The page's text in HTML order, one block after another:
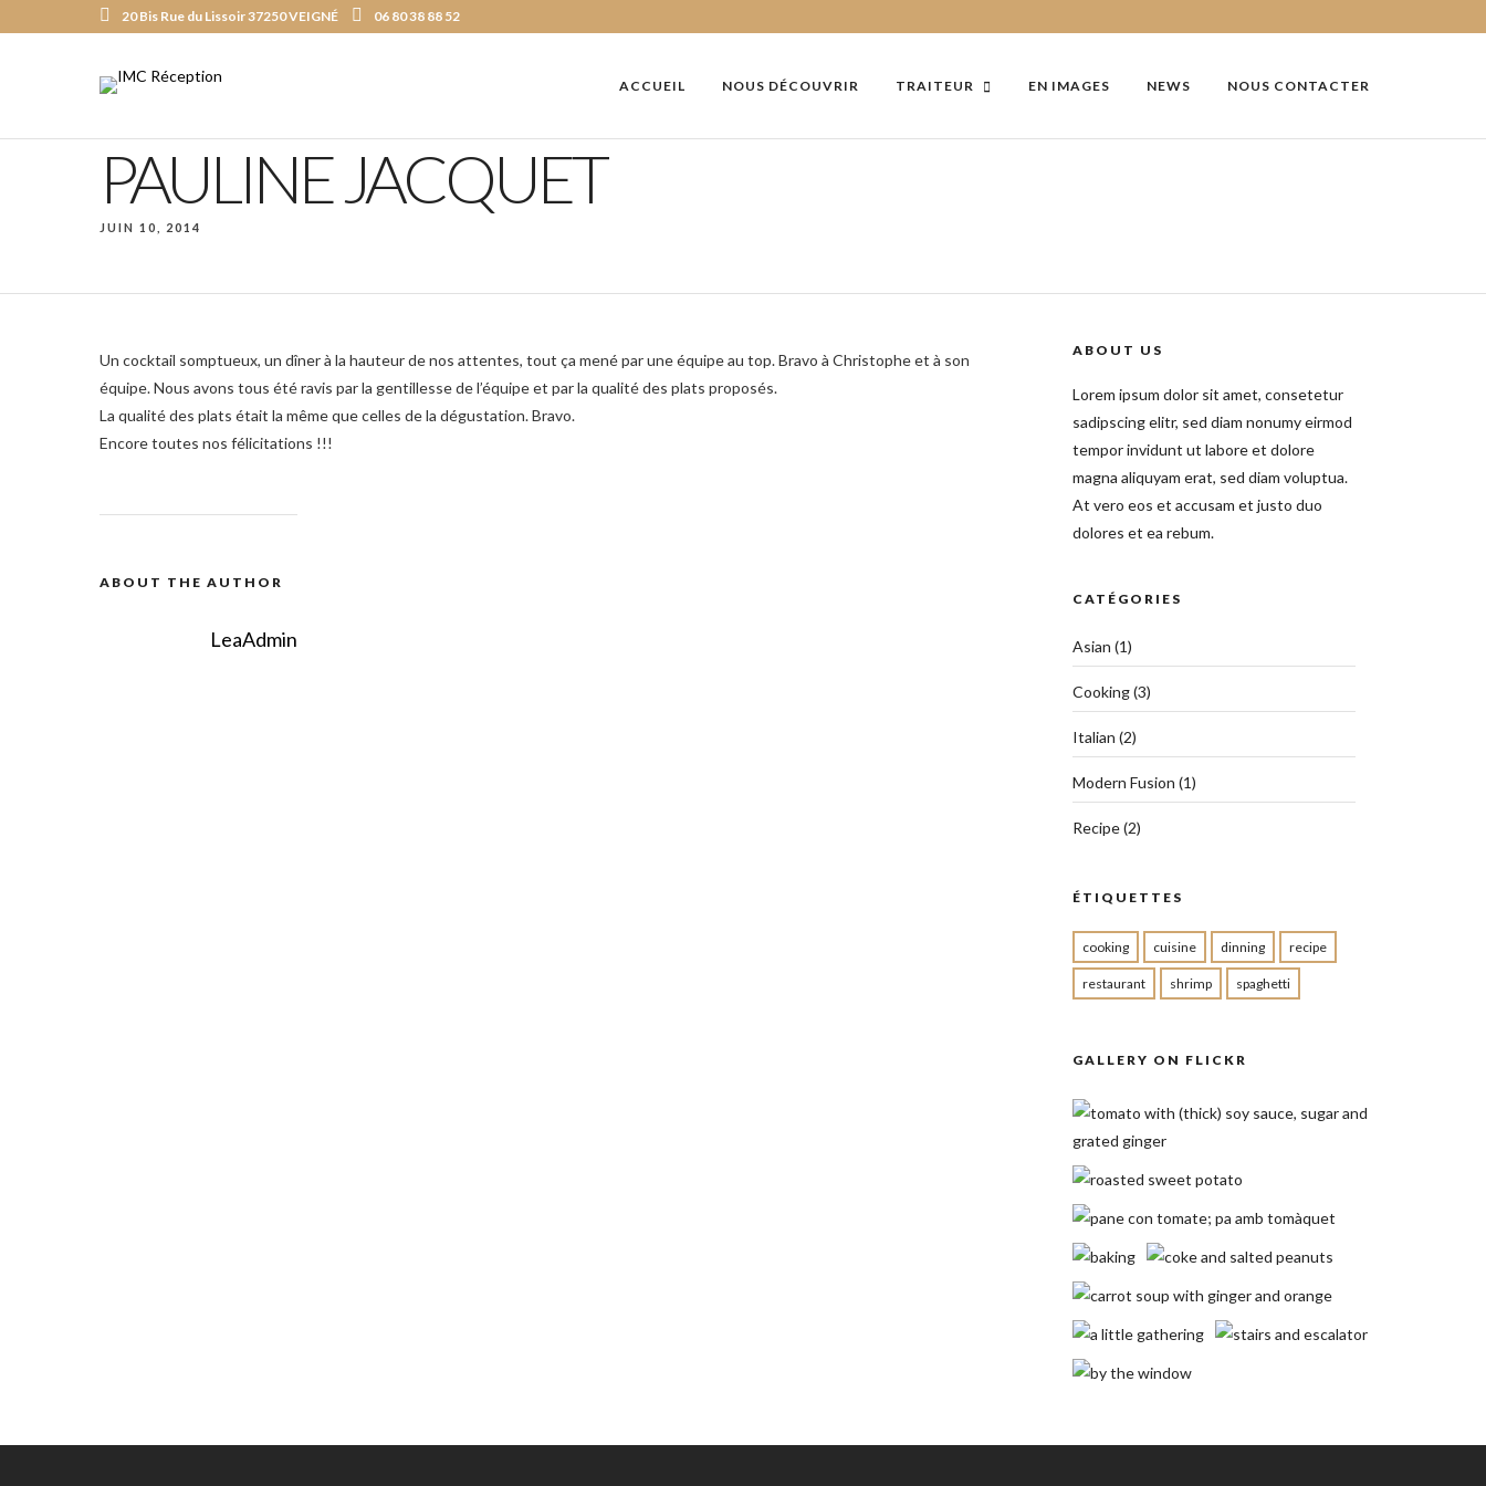
20 Bis Rue du Lissoir 37250 VEIGNÉ 06 80 38 88 52
ACCUEIL NOUS DÉCOUVRIR TRAITEUR EN IMAGES NEWS NOUS CONTACTER
PAULINE JACQUET
JUIN 10, 2014
Un cocktail somptueux, un dîner à la hauteur de nos attentes, tout ça mené par une équipe au top. Bravo à Christophe et à son
équipe. Nous avons tous été ravis par la gentillesse de l’équipe et par la qualité des plats proposés.
La qualité des plats était la même que celles de la dégustation. Bravo.
Encore toutes nos félicitations !!!
ABOUT THE AUTHOR
LeaAdmin
ABOUT US
Lorem ipsum dolor sit amet, consetetur
sadipscing elitr, sed diam nonumy eirmod
tempor invidunt ut labore et dolore
magna aliquyam erat, sed diam voluptua.
At vero eos et accusam et justo duo
dolores et ea rebum.
CATÉGORIES
Asian (1)
Cooking(3)
Italian (2)
Modern Fusion (1)
Recipe(2)
ÉTIQUETTES
cooking cuisine dinning recipe
restaurant shrimp spaghetti
GALLERY ON FLICKR